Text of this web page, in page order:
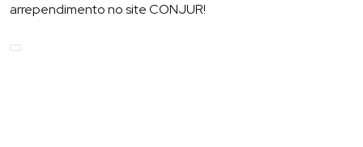
arrependimento no site CONJUR!